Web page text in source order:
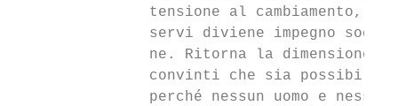
tensione al cambiamento,
servi diviene impegno
ne. Ritorna la dimensione
convinti che sia possibile
perché nessun uomo e